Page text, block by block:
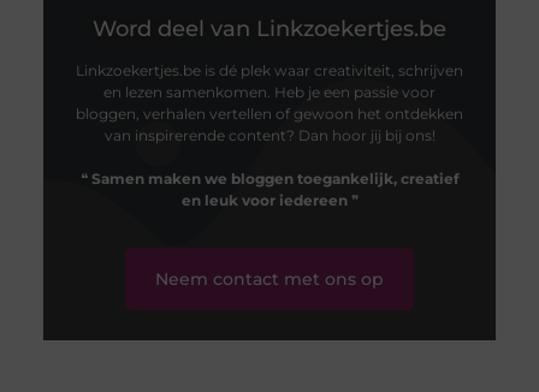
Word deel van Linkzoekertjes.be
Linkzoekertjes.be is dé plek waar creativiteit, schrijven
en lezen samenkomen. Heb je een passie voor
bloggen, verhalen vertellen of gewoon het ontdekken
van inspirerende content? Dan hoor jij bij ons!
❝ Samen maken we bloggen toegankelijk, creatief
en leuk voor iedereen❞
Neem contact met ons op